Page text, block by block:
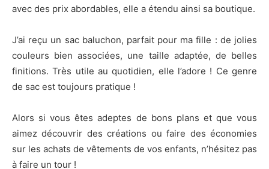
avec des prix abordables, elle a étendu ainsi sa boutique.
J’ai reçu un sac baluchon, parfait pour ma fille : de jolies
couleurs bien associées, une taille adaptée, de belles
finitions. Très utile au quotidien, elle l’adore ! Ce genre
de sac est toujours pratique !
Alors si vous êtes adeptes de bons plans et que vous
aimez découvrir des créations ou faire des économies
sur les achats de vêtements de vos enfants, n’hésitez pas
à faire un tour !